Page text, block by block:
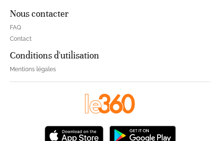
Nous contacter
FAQ
Contact
Conditions d'utilisation
Mentions légales